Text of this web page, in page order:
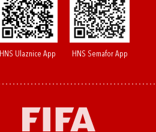
HNS Ulaznice App HNS Semafor App